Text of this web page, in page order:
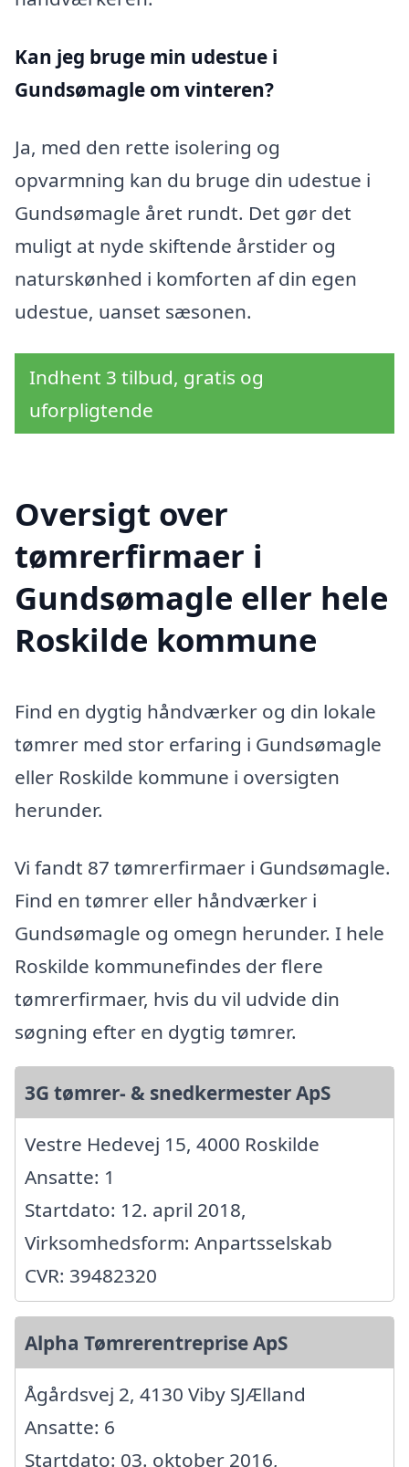
Kan jeg bruge min udestue i
Gundsømagle om vinteren?
Ja, med den rette isolering og
opvarmning kan du bruge din udestue i
Gundsømagle året rundt. Det gør det
muligt at nyde skiftende årstider og
naturskønhed i komforten af din egen
udestue, uanset sæsonen.
Indhent 3 tilbud, gratis og
uforpligtende
Oversigt over
tømrerfirmaer i
Gundsømagle eller hele
Roskilde kommune
Find en dygtig håndværker og din lokale
tømrer med stor erfaring i Gundsømagle
eller Roskilde kommune i oversigten
herunder.
Vi fandt 87 tømrerfirmaer i Gundsømagle.
Find en tømrer eller håndværker i
Gundsømagle og omegn herunder. I hele
Roskilde kommunefindes der flere
tømrerfirmaer, hvis du vil udvide din
søgning efter en dygtig tømrer.
3G tømrer- & snedkermester ApS
Vestre Hedevej 15, 4000 Roskilde
Ansatte: 1
Startdato: 12. april 2018,
Virksomhedsform: Anpartsselskab
CVR: 39482320
Alpha Tømrerentreprise ApS
Ågårdsvej 2, 4130 Viby SJÆlland
Ansatte: 6
Startdato: 03. oktober 2016,